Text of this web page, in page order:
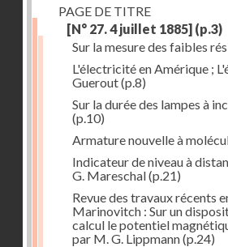
PAGE DE TITRE
[N° 27. 4 juillet 1885] (p.3)
Sur la mesure des faibles
L'électricité en Amérique ;
Guerout(p.8)
Sur la durée des lampes à
(p.10)
Armature nouvelle à
Indicateur de niveau à
G. Mareschal(p.21)
Revue des travaux récents
Marinovitch : Sur un
calcul le potentiel
par M. G. Lippmann(p.24)